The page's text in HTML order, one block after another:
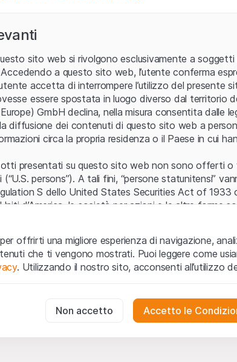
Errore
sito web si rivolgono esclusivamente a
a questo sito web, l’utente conferma
accetta di interrompere l’utilizzo del presente
essere spostata in luogo diverso dal territorio
GmbH declina, nella misura consentita dalle
diffusione dei contenuti di questo sito web a
circa la propria residenza o il Paese in cui
presentati su questo sito web non sono offerti o
persons”). A tali fini, “persone statunitensi”
S dello United States Securities Act of 1933
d’America, le società per azioni e le altre forme
web (di seguito, il “Sito”) si dichiara di aver
avvertenze importanti e le condizioni di utilizzo ivi
utilizzonon siano accettate, l’utente è tenuto ad
o invito ad acquistare
i dati, i servizi, gli strumenti, i documenti (i
web hanno esclusivamente finalità informative e
offrirti una migliore esperienza di navigazione,
che ti vengono mostrati. Puoi leggere come
. Utilizzando il nostro sito, acconsenti all’utilizzo
per il funzionamento del sito web e non possono
Non accetto Accetto le